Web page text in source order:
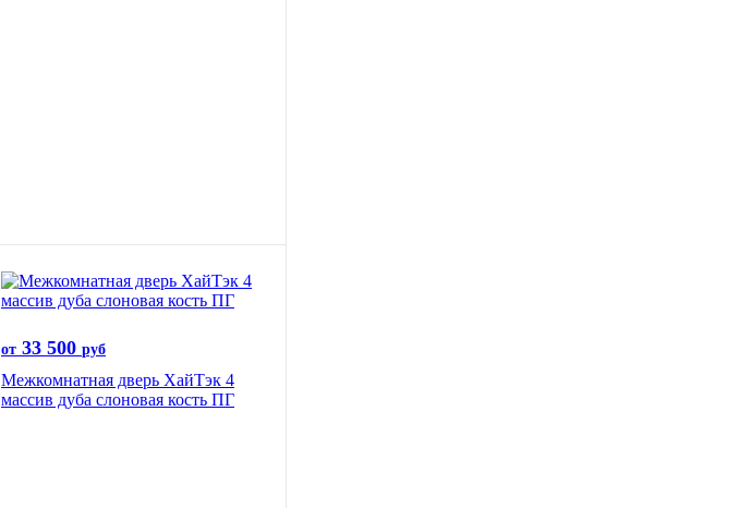
от 33 500 руб
Межкомнатная дверь ХайТэк 4
массив дуба слоновая кость ПГ